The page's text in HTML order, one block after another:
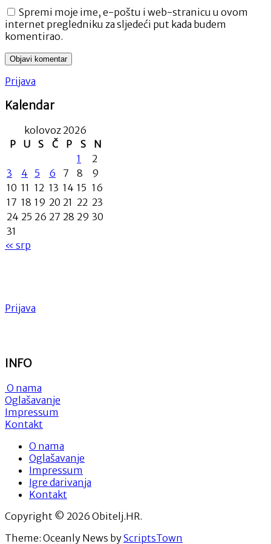
Spremi moje ime, e-poštu i web-stranicu u ovom
internet pregledniku za sljedeći put kada budem
komentirao.
Prijava
Kalendar
kolovoz 2026
P
U S Č P S
N
1
2
3
4 5 6 7 8
9
10 11 12 13 14 15 16
17 18 19 20 21 22 23
24 25 26 27 28 29 30
31
« srp
Prijava
INFO
O nama
Oglašavanje
Impressum
Kontakt
O nama
Oglašavanje
Impressum
Igre darivanja
Kontakt
Copyright © 2026 Obitelj.HR.
Theme: Oceanly News byScriptsTown